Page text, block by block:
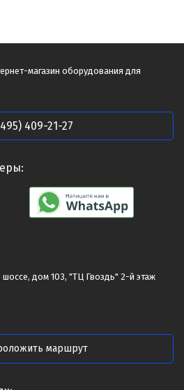
магазин оборудования для
409-21-27
дом 103, "ТЦ Гвоздь" 2-й этаж
маршрут